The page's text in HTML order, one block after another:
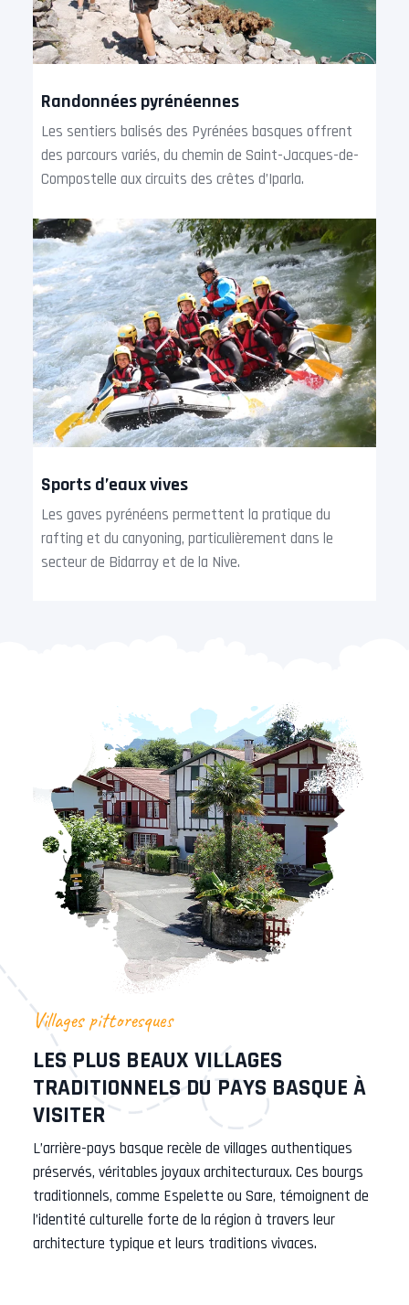
Randonnées pyrénéennes
Les sentiers balisés des Pyrénées basques offrent
des parcours variés, du chemin de Saint-Jacques-de-
Compostelle aux circuits des crêtes d’Iparla.
Sports d’eaux vives
Les gaves pyrénéens permettent la pratique du
rafting et du canyoning, particulièrement dans le
secteur de Bidarray et de la Nive.
Villages pittoresques
LES PLUS BEAUX VILLAGES
TRADITIONNELS DU PAYS BASQUE À
VISITER
L’arrière-pays basque recèle de villages authentiques
préservés, véritables joyaux architecturaux. Ces bourgs
traditionnels, comme Espelette ou Sare, témoignent de
l’identité culturelle forte de la région à travers leur
architecture typique et leurs traditions vivaces.